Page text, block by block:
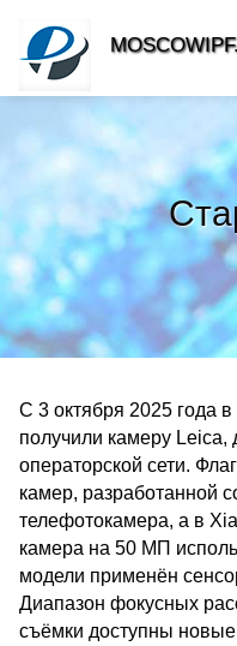
С 3 октября 2025 года
получили камеру
операторской сети.
камер, разработанной
телефотокамера, а в
камера на 50 МП
модели применён
Диапазон фокусных
съёмки доступны